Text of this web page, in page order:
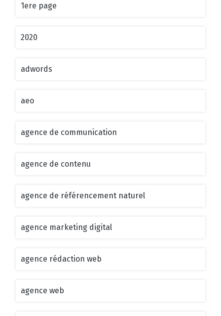
1ere page
2020
adwords
aeo
agence de communication
agence de contenu
agence de référencement naturel
agence marketing digital
agence rédaction web
agence web